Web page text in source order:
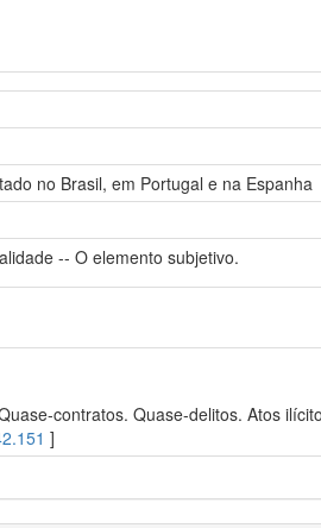
no Brasil, em Portugal e na Espanha
-- O elemento subjetivo.
contratos. Quase-delitos. Atos
]